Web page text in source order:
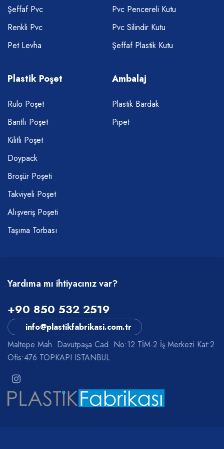
Şeffaf Pvc
Renkli Pvc
Pet Levha
Pvc Pencereli Kutu
Pvc Silindir Kutu
Şeffaf Plastik Kutu
Plastik Poşet
Rulo Poşet
Bantlı Poşet
Kilitli Poşet
Doypack
Broşür Poşeti
Takviyeli Poşet
Alışveriş Poşeti
Taşıma Torbası
Ambalaj
Plastik Bardak
Pipet
Yardıma mı ihtiyacınız var?
+90 850 532 2519
info@plastikfabrikasi.com.tr
Maltepe Mah. Davutpaşa Cad. No:12 TİM-2 İş Merkezi Kat:2
Ofis:476 TOPKAPI ISTANBUL